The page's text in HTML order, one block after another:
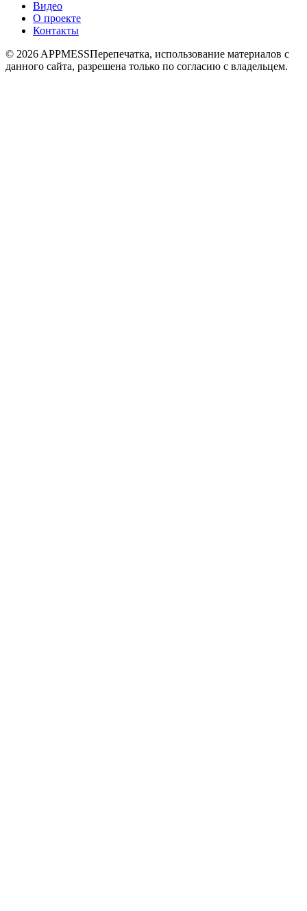
Видео
О проекте
Контакты
© 2026 APPMESSПерепечатка, использование материалов с
данного сайта, разрешена только по согласию с владельцем.